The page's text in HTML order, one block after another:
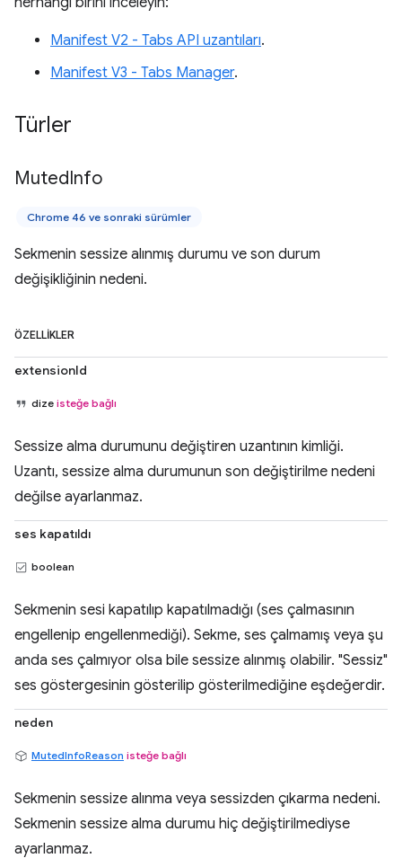
Manifest V2 - Tabs API uzantıları.
Manifest V3 - Tabs Manager.
Türler
MutedInfo
Chrome 46 ve sonraki sürümler
Sekmenin sessize alınmış durumu ve son durum
değişikliğinin nedeni.
ÖZELLIKLER
extensionId
dize isteğe bağlı
Sessize alma durumunu değiştiren uzantının kimliği.
Uzantı, sessize alma durumunun son değiştirilme nedeni
değilse ayarlanmaz.
ses kapatıldı
boolean
Sekmenin sesi kapatılıp kapatılmadığı (ses çalmasının
engellenip engellenmediği). Sekme, ses çalmamış veya şu
anda ses çalmıyor olsa bile sessize alınmış olabilir. "Sessiz"
ses göstergesinin gösterilip gösterilmediğine eşdeğerdir.
neden
MutedInfoReason isteğe bağlı
Sekmenin sessize alınma veya sessizden çıkarma nedeni.
Sekmenin sessize alma durumu hiç değiştirilmediyse
ayarlanmaz.